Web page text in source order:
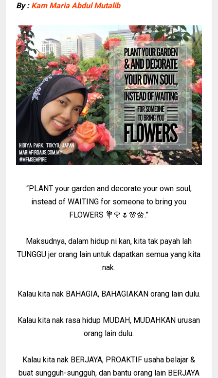
By : Kam Maria Abdul Mutalib
“PLANT your garden and decorate your own soul,
instead of WAITING for someone to bring you
FLOWERS 💐🌹🌷🌸🌼.”
Maksudnya, dalam hidup ni kan, kita tak payah lah
TUNGGU jer orang lain untuk dapatkan semua yang kita
nak.
Kalau kita nak BAHAGIA, BAHAGIAKAN orang lain dulu.
Kalau kita nak rasa hidup MUDAH, MUDAHKAN urusan
orang lain dulu.
Kalau kita nak BERJAYA, PROAKTIF usaha belajar &
buat sungguh-sungguh, dan bantu orang lain BERJAYA